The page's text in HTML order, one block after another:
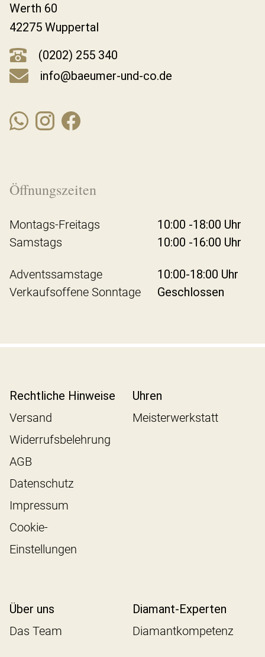
Werth 60
42275 Wuppertal
(0202) 255 340
info@baeumer-und-co.de
Öffnungszeiten
Montags-Freitags
10:00 -18:00 Uhr
Samstags
10:00 -16:00 Uhr
Adventssamstage
10:00-18:00 Uhr
Verkaufsoffene Sonntage
Geschlossen
Rechtliche Hinweise
Versand
Widerrufsbelehrung
AGB
Datenschutz
Impressum
Cookie-
Einstellungen
Uhren
Meisterwerkstatt
Über uns
Das Team
Diamant-Experten
Diamantkompetenz